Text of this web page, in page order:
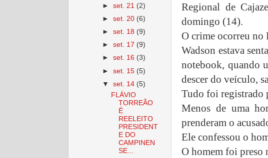
Regional de
domingo (14).
O crime ocorreu no
Wadson estava
notebook, quando
descer do veículo,
Tudo foi registrado
Menos de uma
prenderam o
Ele confessou o
O homem foi preso
►set. 21 (2)
►set. 20 (6)
►set. 18 (9)
►set. 17 (9)
►set. 16 (3)
►set. 15 (5)
▼set. 14 (5)
FLÁVIO
TORREÃO
É
REELEITO
PRESIDENT
E DO
CAMPINEN
SE...